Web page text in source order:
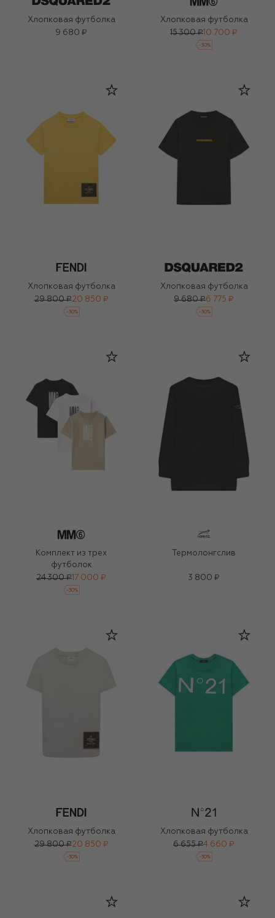
Хлопковая футболка
9 680 ₽
Хлопковая футболка
15 300 ₽ 10 700 ₽
-30%
Хлопковая футболка
29 800 ₽20 850 ₽
-30%
Хлопковая футболка
9 680 ₽6 775 ₽
-30%
Комплект из трех
футболок
24 300 ₽ 17 000 ₽
-30%
Термолонгслив
3 800 ₽
Хлопковая футболка
29 800 ₽20 850 ₽
-30%
Хлопковая футболка
6 655 ₽4 660 ₽
-30%